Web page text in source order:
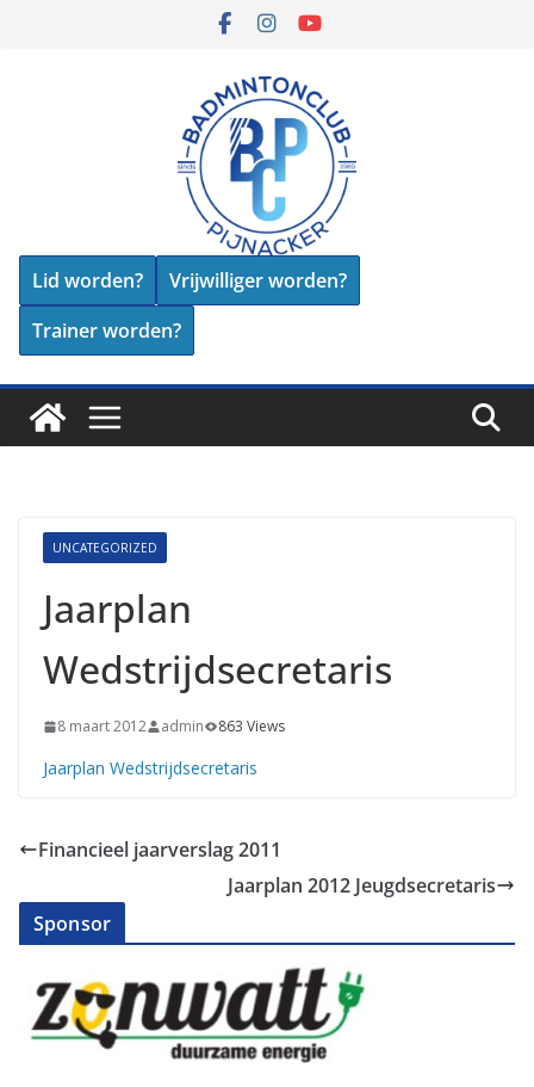
Lid worden?
Vrijwilliger worden?
Trainer worden?
UNCATEGORIZED
Jaarplan
Wedstrijdsecretaris
8 maart 2012 admin 863 Views
Jaarplan Wedstrijdsecretaris
Financieel jaarverslag 2011
Jaarplan 2012 Jeugdsecretaris
Sponsor